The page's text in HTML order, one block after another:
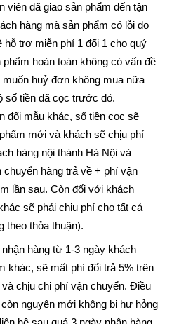
viên đã giao sản phẩm đến tận
hàng mà sản phẩm có lỗi do
trợ miễn phí 1 đổi 1 cho quý
hoàn toàn không có vấn đề
huỷ đơn không mua nữa
số tiền đã cọc trước đó.
đổi mẫu khác, số tiền cọc sẽ
mới và khách sẽ chịu phí
hàng nội thành Hà Nội và
hàng trả về + phí vận
lần sau. Còn đối với khách
sẽ phải chịu phí cho tất cả
theo thỏa thuận).
nhận hàng từ 1-3 ngày khách
khác, sẽ mất phí đổi trả 5% trên
chịu chi phí vận chuyển. Điều
nguyên mới không bị hư hỏng